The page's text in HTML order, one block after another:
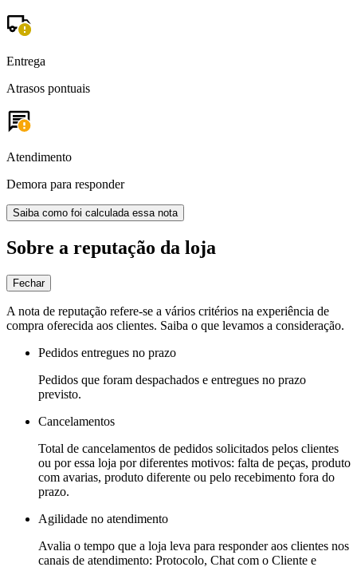
Entrega
Atrasos pontuais
Atendimento
Demora para responder
Saiba como foi calculada essa nota
Sobre a reputação da loja
Fechar
A nota de reputação refere-se a vários critérios na experiência de
compra oferecida aos clientes. Saiba o que levamos a consideração.
Pedidos entregues no prazo
Pedidos que foram despachados e entregues no prazo
previsto.
Cancelamentos
Total de cancelamentos de pedidos solicitados pelos clientes
ou por essa loja por diferentes motivos: falta de peças, produto
com avarias, produto diferente ou pelo recebimento fora do
prazo.
Agilidade no atendimento
Avalia o tempo que a loja leva para responder aos clientes nos
canais de atendimento: Protocolo, Chat com o Cliente e